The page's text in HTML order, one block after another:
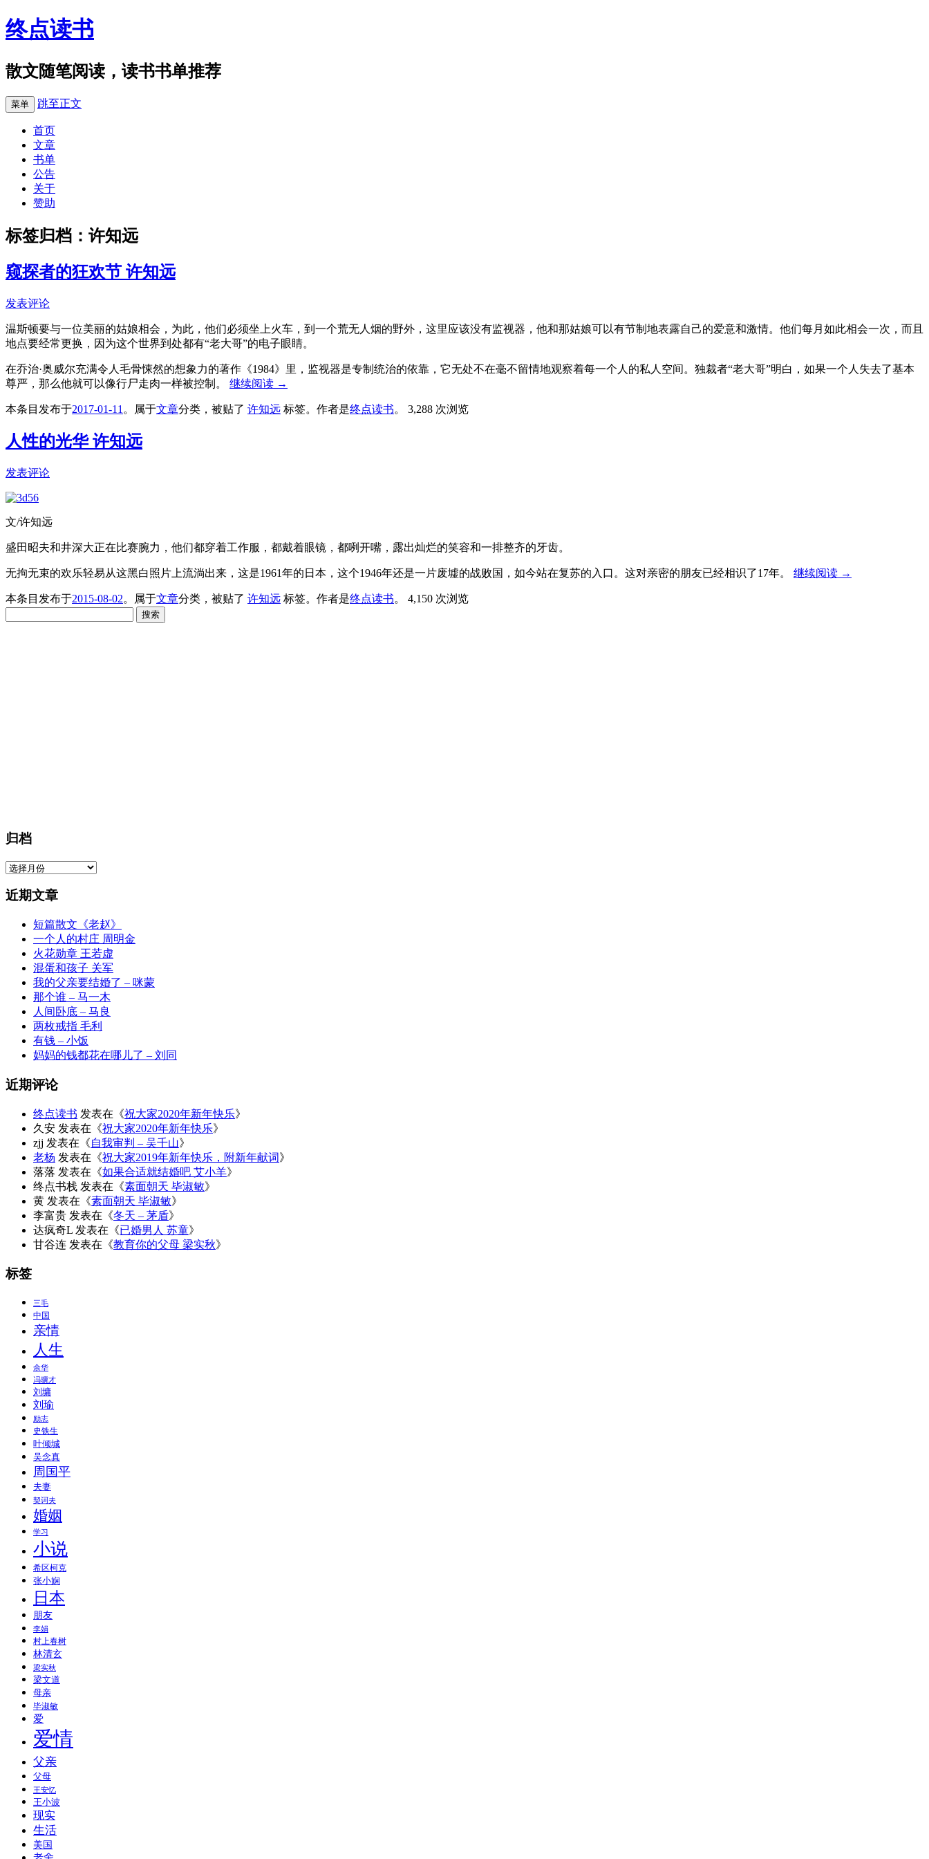
终点读书
散文随笔阅读，读书书单推荐
菜单 跳至正文
首页
文章
书单
公告
关于
赞助
标签归档： 许知远
窥探者的狂欢节 许知远
发表评论
温斯顿要与一位美丽的姑娘相会，为此，他们必须坐上火车，到一个荒无人烟的野外，这里应该没有监视器，他和那姑娘可以有节制地表露自己的爱意和激情。他们每月如此相会一次，而且
地点要经常更换，因为这个世界到处都有“老大哥”的电子眼睛。
在乔治·奥威尔充满令人毛骨悚然的想象力的著作《1984》里，监视器是专制统治的依靠，它无处不在毫不留情地观察着每一个人的私人空间。独裁者“老大哥”明白，如果一个人失去了基本
尊严，那么他就可以像行尸走肉一样被控制。 继续阅读 →
本条目发布于2017-01-11 。属于文章分类，被贴了 许知远 标签。 作者是终点读书。 3,288 次浏览
人性的光华 许知远
发表评论
文/许知远
盛田昭夫和井深大正在比赛腕力，他们都穿着工作服，都戴着眼镜，都咧开嘴，露出灿烂的笑容和一排整齐的牙齿。
无拘无束的欢乐轻易从这黑白照片上流淌出来，这是1961年的日本，这个1946年还是一片废墟的战败国，如今站在复苏的入口。这对亲密的朋友已经相识了17年。 继续阅读 →
本条目发布于2015-08-02。属于文章分类，被贴了 许知远 标签。 作者是终点读书。
4,150 次浏览
归档
归
近期文章
短篇散文《老赵》
一个人的村庄 周明金
火花勋章 王若虚
混蛋和孩子 关军
我的父亲要结婚了 – 咪蒙
那个谁 – 马一木
人间卧底 – 马良
两枚戒指 毛利
有钱 – 小饭
妈妈的钱都花在哪儿了 – 刘同
近期评论
终点读书 发表在《祝大家2020年新年快乐》
久安 发表在《祝大家2020年新年快乐》
zjj 发表在《自我审判 – 吴千山》
老杨 发表在《祝大家2019年新年快乐，附新年献词》
落落 发表在《如果合适就结婚吧 艾小羊》
终点书栈 发表在《素面朝天 毕淑敏》
黄 发表在《素面朝天 毕淑敏》
李富贵 发表在《冬天 – 茅盾》
达疯奇L 发表在《已婚男人 苏童》
甘谷连 发表在《教育你的父母 梁实秋》
标签
三毛
中国
亲情
人生
余华
冯骥才
刘墉
刘瑜
励志
史铁生
叶倾城
吴念真
周国平
夫妻
契诃夫
婚姻
学习
小说
希区柯克
张小娴
日本
朋友
李娟
村上春树
林清玄
梁实秋
梁文道
母亲
毕淑敏
爱
爱情
父亲
父母
王安忆
王小波
现实
生活
美国